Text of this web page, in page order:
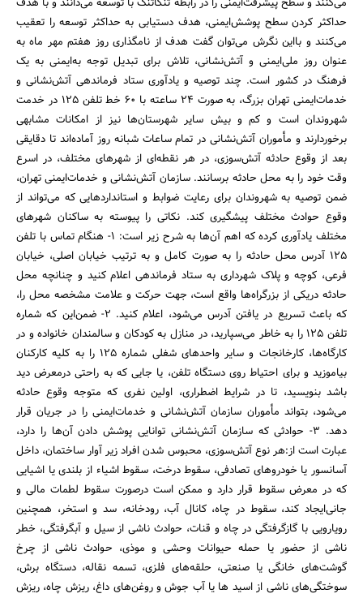
حداکثر کردن سطح پوشش‌ایمنی، ‌هدف دستیابی به حداکثر توسعه را تعقیب
می‌کنند و با‌این نگرش می‌توان گفت هدف از نامگذاری روز هفتم مهر ماه به
عنوان روز ملی‌ایمنی و آتش‌نشانی، تلاش برای تبدیل توجه به‌ایمنی به یک
فرهنگ در کشور است. چند توصیه و یادآوری ستاد فرماندهی آتش‌نشانی و
خدمات‌ایمنی تهران بزرگ، ‌به صورت 24 ساعته با 60 خط تلفن 125 در خدمت
شهروندان است و کم و بیش سایر شهرستان‌ها نیز از امکانات مشابهی
برخوردارند و مأموران آتش‌نشانی در تمام ساعات شبانه روز آماده‌اند تا دقایقی
بعد از وقوع حادثه آتش‌سوزی، در هر نقطه‌ای از شهرهای مختلف، در اسرع
وقت خود را به محل حادثه برسانند. سازمان آتش‌نشانی و خدمات‌ایمنی تهران،
‌ضمن توصیه به شهروندان برای رعایت ضوابط و استانداردهایی که می‌تواند از
وقوع حوادث مختلف پیشگیری کند. نکاتی را پیوسته به ساکنان شهرهای
مختلف یادآوری کرده که اهم آن‌ها به شرح زیر است: 1- هنگام تماس با تلفن
125 آدرس محل حادثه را به صورت کامل و به ترتیب خیابان اصلی، خیابان
فرعی، کوچه و پلاک شهرداری به ستاد فرماندهی اعلام کنید و چنانچه محل
حادثه دریکی از بزرگراه‌ها واقع است، ‌جهت حرکت و علامت مشخصه محل را،
‌که باعث تسریع در یافتن آدرس می‌شود، اعلام کنید. 2- ضمن‌این که شماره
تلفن 125 را به خاطر می‌سپارید، ‌در منازل به کودکان و سالمندان خانواده و در
کارگاه‌ها، ‌کارخانجات و سایر واحدهای شغلی شماره 125 را به کلیه کارکنان
بیاموزید و برای احتیاط روی دستگاه تلفن، یا جایی که به راحتی درمعرض دید
باشد بنویسید، تا در شرایط اضطراری، اولین نفری که متوجه وقوع حادثه
می‌شود، بتواند مأموران سازمان آتش‌نشانی و خدمات‌ایمنی را در جریان قرار
دهد. 3- حوادثی که سازمان آتش‌نشانی توانایی پوشش دادن آن‌ها را دارد،
عبارت است از:‌هر نوع آتش‌سوزی، محبوس شدن افراد زیر آوار ساختمان، داخل
آسانسور یا خودروهای تصادفی، سقوط درخت، سقوط اشیاء از بلندی یا اشیایی
که در معرض سقوط قرار دارد و ممکن است درصورت سقوط لطمات مالی و
جانی‌ایجاد کند، ‌سقوط در چاه، ‌کانال آب، ‌رودخانه، ‌سد و استخر، ‌همچنین
رویارویی با گازگرفتگی در چاه و قنات، ‌حوادث ناشی از سیل و آبگرفتگی، ‌خطر
ناشی از حضور یا حمله حیوانات وحشی و موذی، حوادث ناشی از چرخ
گوشت‌های خانگی یا صنعتی، ‌حلقه‌های فلزی، ‌تسمه نقاله، دستگاه برش،
سوختگی‌های ناشی از اسید ‌ها یا آب جوش و روغن‌های داغ، ‌ریزش چاه، ریزش